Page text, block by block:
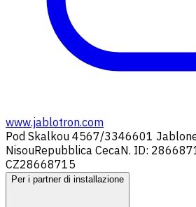
www.jablotron.com
Pod Skalkou 4567/3346601
NisouRepubblica CecaN. ID:
CZ28668715
Per i partner di installazione